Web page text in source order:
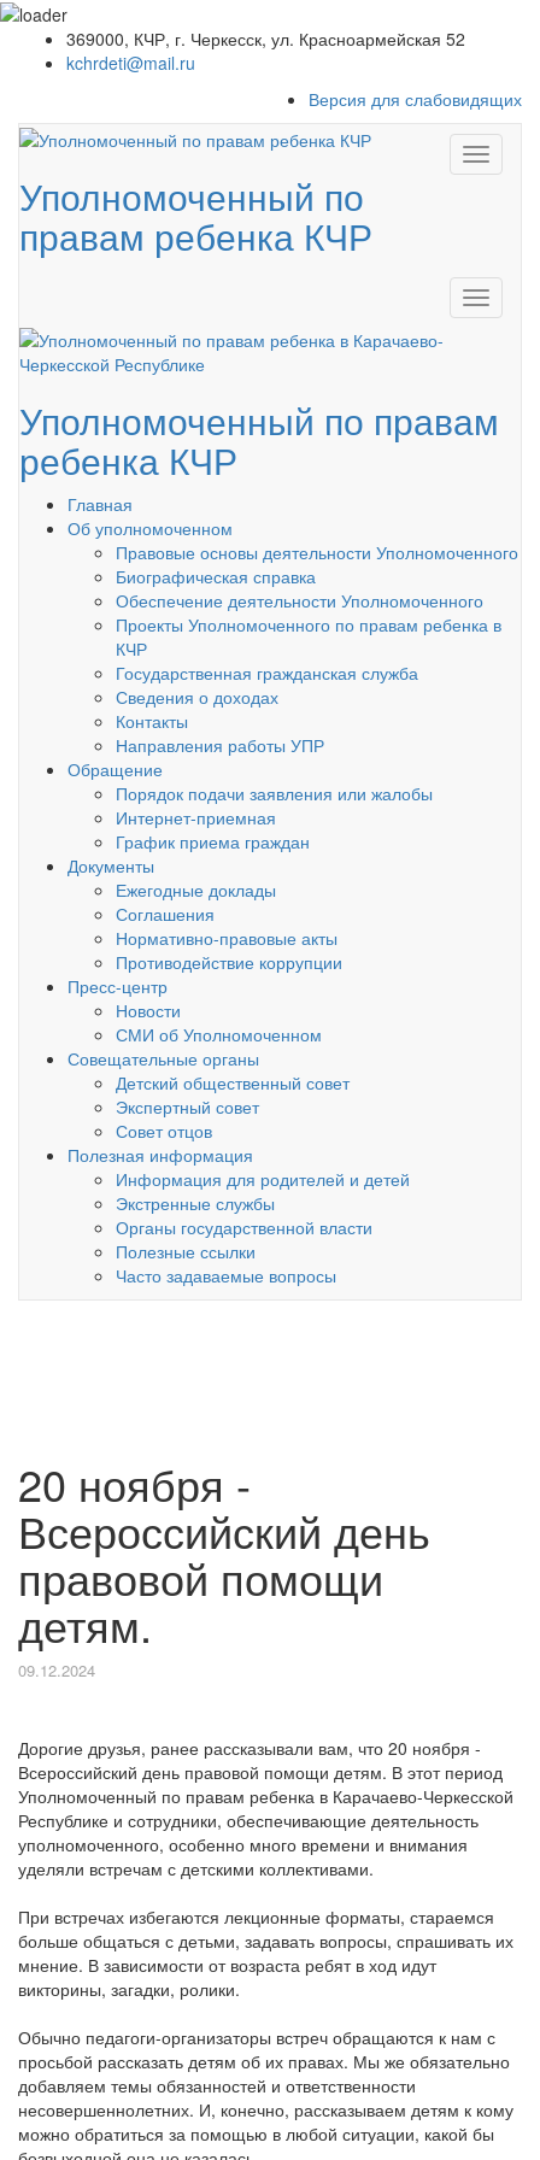
369000, КЧР, г. Черкесск, ул. Красноармейская 52
kchrdeti@mail.ru
Версия для слабовидящих
Уполномоченный по
правам ребенка КЧР
Уполномоченный по правам
ребенка КЧР
Главная
Об уполномоченном
Правовые основы деятельности Уполномоченного
Биографическая справка
Обеспечение деятельности Уполномоченного
Проекты Уполномоченного по правам ребенка в
КЧР
Государственная гражданская служба
Сведения о доходах
Контакты
Направления работы УПР
Обращение
Порядок подачи заявления или жалобы
Интернет-приемная
График приема граждан
Документы
Ежегодные доклады
Соглашения
Нормативно-правовые акты
Противодействие коррупции
Пресс-центр
Новости
СМИ об Уполномоченном
Совещательные органы
Детский общественный совет
Экспертный совет
Совет отцов
Полезная информация
Информация для родителей и детей
Экстренные службы
Органы государственной власти
Полезные ссылки
Часто задаваемые вопросы
20 ноября -
Всероссийский день
правовой помощи
детям.
09.12.2024
Дорогие друзья, ранее рассказывали вам, что 20 ноября -
Всероссийский день правовой помощи детям. В этот период
Уполномоченный по правам ребенка в Карачаево-Черкесской
Республике и сотрудники, обеспечивающие деятельность
уполномоченного, особенно много времени и внимания
уделяли встречам с детскими коллективами.
При встречах избегаются лекционные форматы, стараемся
больше общаться с детьми, задавать вопросы, спрашивать их
мнение. В зависимости от возраста ребят в ход идут
викторины, загадки, ролики.
Обычно педагоги-организаторы встреч обращаются к нам с
просьбой рассказать детям об их правах. Мы же обязательно
добавляем темы обязанностей и ответственности
несовершеннолетних. И, конечно, рассказываем детям к кому
можно обратиться за помощью в любой ситуации, какой бы